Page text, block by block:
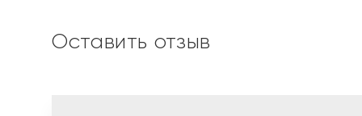
Оставить отзыв